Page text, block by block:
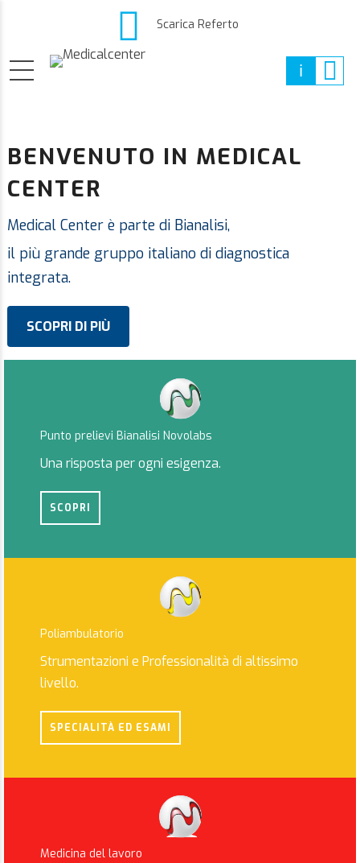
Scarica Referto
BENVENUTO IN MEDICAL
CENTER
Medical Center è parte di Bianalisi,
il più grande gruppo italiano di diagnostica
integrata.
SCOPRI DI PIÙ
Punto prelievi Bianalisi Novolabs
Una risposta per ogni esigenza.
SCOPRI
Poliambulatorio
Strumentazioni e Professionalità di altissimo
livello.
SPECIALITÀ ED ESAMI
Medicina del lavoro